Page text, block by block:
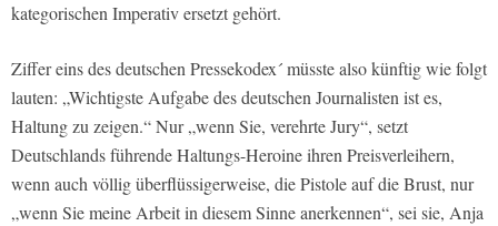
kategorischen Imperativ ersetzt gehört.
Ziffer eins des deutschen Pressekodex´ müsste also künftig wie folgt
lauten: „Wichtigste Aufgabe des deutschen Journalisten ist es,
Haltung zu zeigen.“ Nur „wenn Sie, verehrte Jury“, setzt
Deutschlands führende Haltungs-Heroine ihren Preisverleihern,
wenn auch völlig überflüssigerweise, die Pistole auf die Brust, nur
„wenn Sie meine Arbeit in diesem Sinne anerkennen“, sei sie, Anja